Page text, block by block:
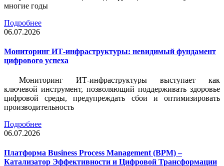
многие годы
Подробнее
06.07.2026
Мониторинг ИТ-инфраструктуры: невидимый фундамент
цифрового успеха
Мониторинг ИТ-инфраструктуры выступает как
ключевой инструмент, позволяющий поддерживать здоровье
цифровой среды, предупреждать сбои и оптимизировать
производительность
Подробнее
06.07.2026
Платформа Business Process Management (BPM) –
Катализатор Эффективности и Цифровой Трансформации